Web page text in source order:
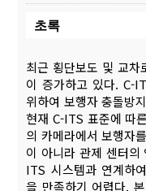
초록
최근 횡단보도 및 교차
이 증가하고 있다. C-
위하여 보행자 충돌방
현재 C-ITS 표준에 따
의 카메라에서 보행자
이 아니라 관제 센터의
ITS 시스템과 연계하
을 만족하기 어렵다.